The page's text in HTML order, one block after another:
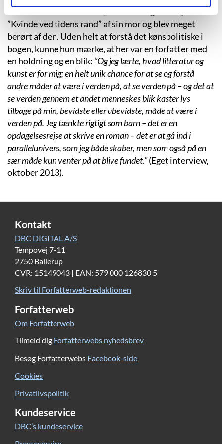
”Kvinde ved tidens rand” af sin mor og blev meget
berørt af den. Uden helt at forstå det kønspolitiske i
bogen, kunne hun mærke, at her var en forfatter med
en holdning og en blik: ”Og jeg lærte, hvad litteratur og
kunst er for mig; en helt unik chance for at se og forstå
andre måder at være i verden på, at se verden på – og det at
se verden gennem et andet menneskes blik kaster lys
tilbage på min, bevidste eller ubevidste, måde at være i
verden på. Jeg tænkte rigtigt som barn – det er en
opdagelsesrejse at skrive en roman – det er at gå ind i
parallelunivers, som jeg både skaber, men som også på en
sær måde kun venter på at blive fundet.”(Eget interview,
oktober 2013).
Kontakt
DBC DIGITAL A/S
Tempovej 7-11
2750 Ballerup
CVR: 15149043 | EAN: 579 000 126830 5
Skriv til Forfatterweb-redaktionen
Forfatterweb
Om Forfatterweb
Tilmeld dig Forfatterwebs nyhedsbrev
Besøg Forfatterwebs Facebook-side
Cookies
Privatlivspolitik
Kundeservice
DBC’s kundeservice